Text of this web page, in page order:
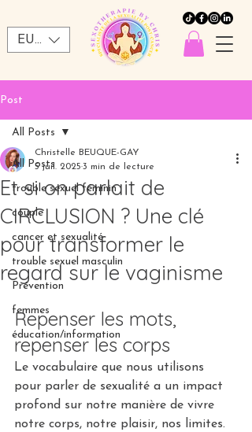
EUR (€)
Post
All Posts
trouble sexuel féminin
couple
cancer et sexualité
trouble sexuel masculin
Prévention
femmes
éducation/information
All Posts
Et si on parlait de
CIRCLUSION ? Une clé
pour transformer le
regard sur le vaginisme
Christelle BEUQUE-GAY
5 juil. 2025 3 min de lecture
Repenser les mots,
repenser les corps
Le vocabulaire que nous utilisons
pour parler de sexualité a un impact
profond sur notre manière de vivre
notre corps, notre plaisir, nos limites.